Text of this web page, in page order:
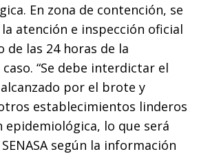
En zona de contención, se
atención e inspección oficial
las 24 horas de la
“Se debe interdictar el
por el brote y
establecimientos linderos
epidemiológica, lo que será
según la información